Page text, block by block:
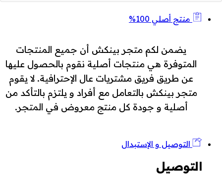
منتج أصلي 100%
يضمن لكم متجر بينكش أن جميع المنتجات
المتوفرة هي منتجات أصلية نقوم بالحصول عليها
عن طريق فريق مشتريات عال الإحترافية. لا يقوم
متجر بينكش بالتعامل مع أفراد و يلتزم بالتأكد من
أصلية و جودة كل منتج معروض في المتجر.
التوصيل و الإستبدال
التوصيل